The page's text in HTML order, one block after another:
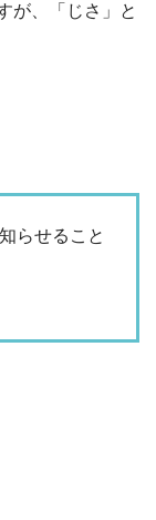
が、「じさ」と
らせること